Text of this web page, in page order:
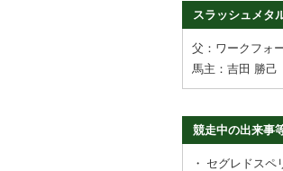
スラッシュメタ
父：ワークフォ
馬主：吉田 勝己
競走中の出来事
・ セグレドスペ